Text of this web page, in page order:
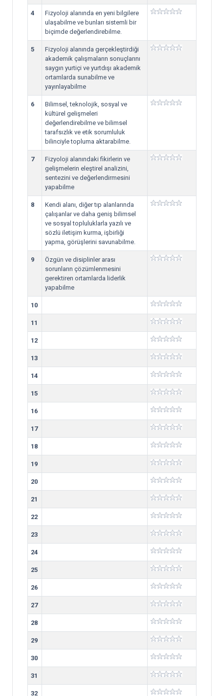
4
Fizyoloji alanında en yeni bilgilere
ulaşabilme ve bunları sistemli bir
biçimde değerlendirebilme.
5
Fizyoloji alanında gerçekleştirdiği
akademik çalışmaların sonuçlarını
saygın yurtiçi ve yurtdışı akademik
ortamlarda sunabilme ve
yayınlayabilme
6
Bilimsel, teknolojik, sosyal ve
kültürel gelişmeleri
değerlendirebilme ve bilimsel
tarafsızlık ve etik sorumluluk
bilinciyle topluma aktarabilme.
7
Fizyoloji alanındaki fikirlerin ve
gelişmelerin eleştirel analizini,
sentezini ve değerlendirmesini
yapabilme
8
Kendi alanı, diğer tıp alanlarında
çalışanlar ve daha geniş bilimsel
ve sosyal topluluklarla yazılı ve
sözlü iletişim kurma, işbirliği
yapma, görüşlerini savunabilme.
9
Özgün ve disiplinler arası
sorunların çözümlenmesini
gerektiren ortamlarda liderlik
yapabilme
10
11
12
13
14
15
16
17
18
19
20
21
22
23
24
25
26
27
28
29
30
31
32